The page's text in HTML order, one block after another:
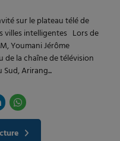
sur le plateau télé de
villes intelligentes Lors de
Youmani Jérôme
de la chaîne de télévision
Arirang...